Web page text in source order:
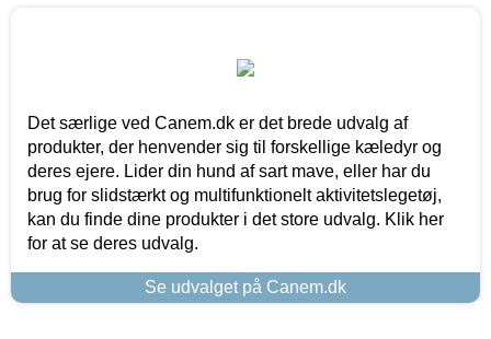
Det særlige ved Canem.dk er det brede udvalg af
produkter, der henvender sig til forskellige kæledyr og
deres ejere. Lider din hund af sart mave, eller har du
brug for slidstærkt og multifunktionelt aktivitetslegetøj,
kan du finde dine produkter i det store udvalg. Klik her
for at se deres udvalg.
Se udvalget på Canem.dk